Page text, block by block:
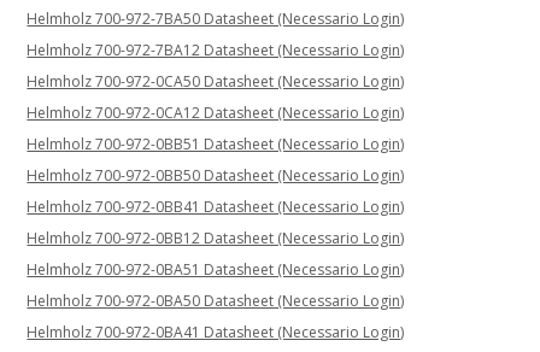
Helmholz 700-972-7BA50 Datasheet (Necessario Login)
Helmholz 700-972-7BA12 Datasheet (Necessario Login)
Helmholz 700-972-0CA50 Datasheet (Necessario Login)
Helmholz 700-972-0CA12 Datasheet (Necessario Login)
Helmholz 700-972-0BB51 Datasheet (Necessario Login)
Helmholz 700-972-0BB50 Datasheet (Necessario Login)
Helmholz 700-972-0BB41 Datasheet (Necessario Login)
Helmholz 700-972-0BB12 Datasheet (Necessario Login)
Helmholz 700-972-0BA51 Datasheet (Necessario Login)
Helmholz 700-972-0BA50 Datasheet (Necessario Login)
Helmholz 700-972-0BA41 Datasheet (Necessario Login)